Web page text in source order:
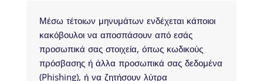
Μέσω τέτοιων μηνυμάτων ενδέχεται κάποιοι
κακόβουλοι να αποσπάσουν από εσάς
προσωπικά σας στοιχεία, όπως κωδικούς
πρόσβασης ή άλλα προσωπικά σας δεδομένα
(Phishing), ή να ζητήσουν λύτρα